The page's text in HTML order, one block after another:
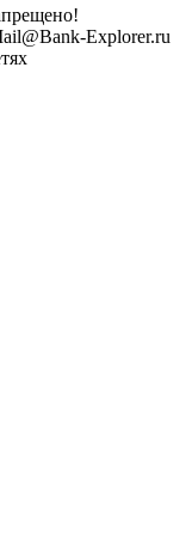
Explorer.ru